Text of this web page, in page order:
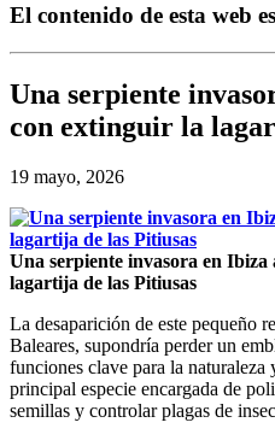
El contenido de esta web
Una serpiente
con extinguir la
19 mayo, 2026
Una serpiente invasora en
lagartija de las Pitiusas
La desaparición de este pequeño
Baleares, supondría perder un
funciones clave para la
principal especie encargada de
semillas y controlar plagas de